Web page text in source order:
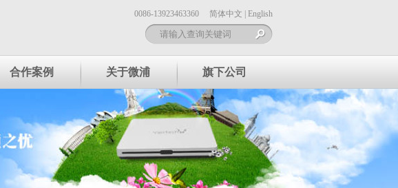
0086-13923463360 简体中文 English
合作案例 关于微浦 旗下公司